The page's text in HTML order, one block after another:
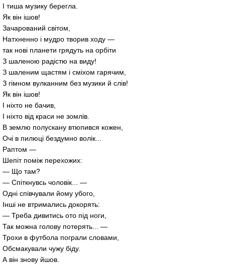
І тиша музику берегла.
Як він ішов!
Зачарований світом,
Натхненно і мудро творив ходу —
так нові планети грядуть на орбіти
З шаленою радістю на виду!
З шаленим щастям і сміхом гарячим,
З гімном вулканним без музики й слів!
Як він ішов!
І ніхто не бачив,
І ніхто від краси не зомлів.
В землю полускану втюпився кожен,
Очі в пилюці бездумно волік...
Раптом —
Шепіт поміж перехожих:
— Що там?
— Спіткнувсь чоловік... —
Одні співчували йому убого,
Інші не втримались докорять:
— Треба дивитись ото під ноги,
Так можна голову потерять... —
Трохи в футбола пограли словами,
Обсмакували чужу біду.
А він знову йшов.